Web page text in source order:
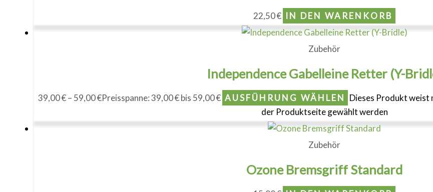
22,50€ IN DEN WARENKORB
Zubehör
Independence Gabelleine Retter (Y-
39,00€– 59,00€Preisspanne: 39,00 € bis 59,00 € AUSFÜHRUNG WÄHLEN
Dieses Produkt weist
der Produktseite gewählt werden
Zubehör
Ozone Bremsgriff Standard